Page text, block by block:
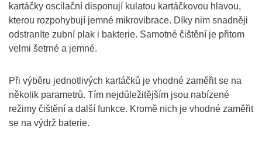
kartáčky oscilační disponují kulatou kartáčkovou hlavou,
kterou rozpohybují jemné mikrovibrace. Díky nim snadněji
odstraníte zubní plak i bakterie. Samotné čištění je přitom
velmi šetrné a jemné.
Při výběru jednotlivých kartáčků je vhodné zaměřit se na
několik parametrů. Tím nejdůležitějším jsou nabízené
režimy čištění a další funkce. Kromě nich je vhodné zaměřit
se na výdrž baterie.